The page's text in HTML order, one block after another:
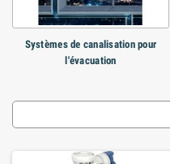
Systèmes de canalisation pour
l'évacuation